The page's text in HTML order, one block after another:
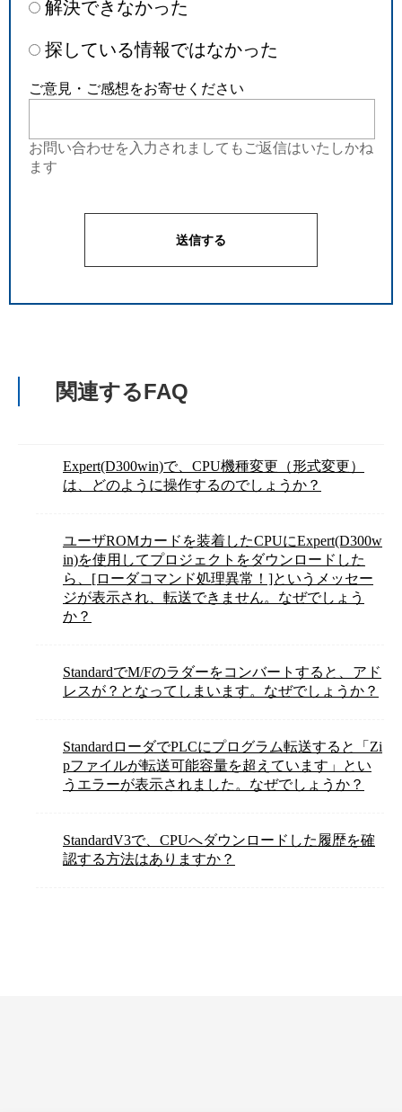
解決できなかった
探している情報ではなかった
ご意見・ご感想をお寄せください
お問い合わせを入力されましてもご返信はいたしかね
ます
関連するFAQ
Expert(D300win)で、CPU機種変更（形式変更）
は、どのように操作するのでしょうか？
ユーザROMカードを装着したCPUにExpert(D300w
in)を使用してプロジェクトをダウンロードした
ら、[ローダコマンド処理異常！]というメッセー
ジが表示され、転送できません。なぜでしょう
か？
StandardでM/Fのラダーをコンバートすると、アド
レスが？となってしまいます。なぜでしょうか？
StandardローダでPLCにプログラム転送すると「Zi
pファイルが転送可能容量を超えています」とい
うエラーが表示されました。なぜでしょうか？
StandardV3で、CPUへダウンロードした履歴を確
認する方法はありますか？